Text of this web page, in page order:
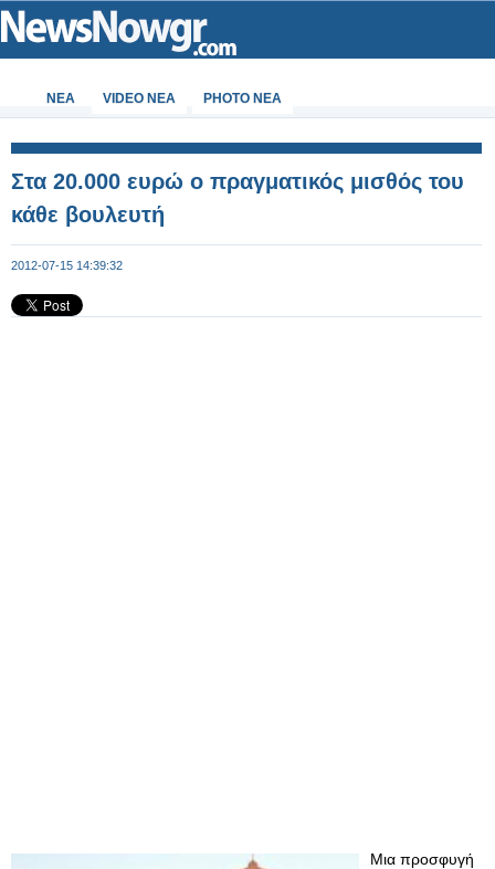
ΝΕΑ VIDEO NEA PHOTO NEA
Στα 20.000 ευρώ ο πραγματικός μισθός του
κάθε βουλευτή
2012-07-15 14:39:32
Μια προσφυγή